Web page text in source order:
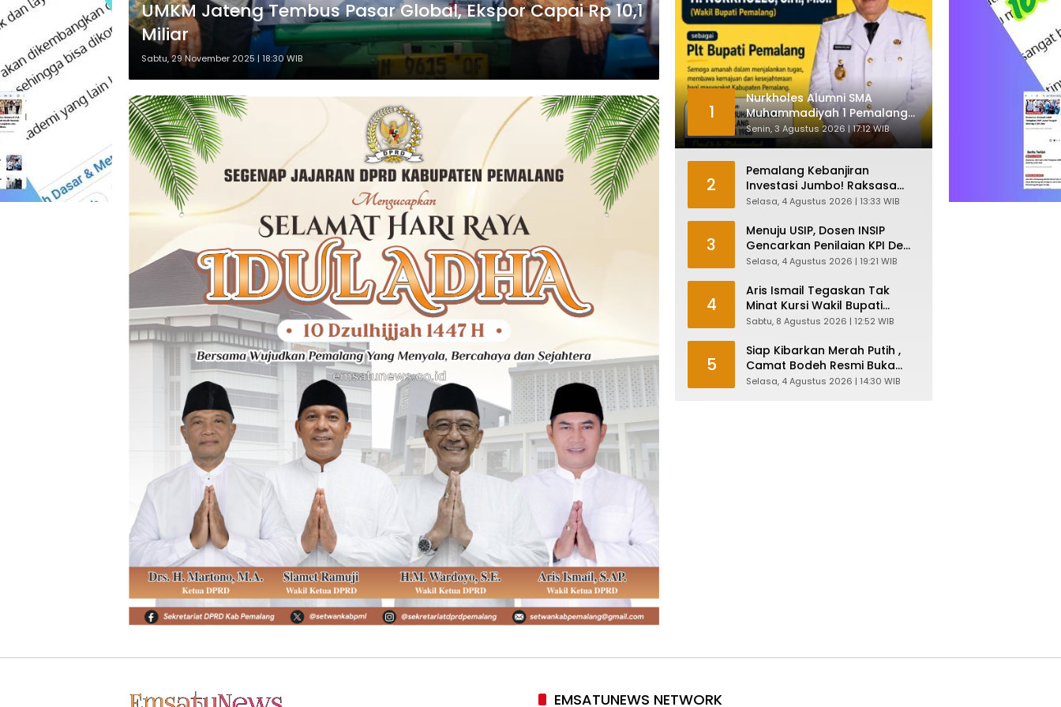
UMKM Jateng Tembus Pasar Global, Ekspor Capai Rp 10,1
Miliar
Sabtu, 29 November 2025 | 18:30 WIB
1
Nurkholes Alumni SMA
Muhammadiyah 1 Pemalang
Angkatan 1986 Resmi
Menjabat Plt Bupati, Inilah
Senin, 3 Agustus 2026 | 17:12 WIB
2
Pemalang Kebanjiran
Investasi Jumbo! Raksasa
Garmen Jepang Siap Bangun
Tenaga Kerja
Selasa, 4 Agustus 2026 | 13:33 WIB
3
Menuju USIP, Dosen INSIP
Gencarkan Penilaian KPI Demi
Mutu Akademik
Selasa, 4 Agustus 2026 | 19:21 WIB
4
Aris Ismail Tegaskan Tak
Minat Kursi Wakil Bupati
Pemalang, Fokus Kawal
Sabtu, 8 Agustus 2026 | 12:52 WIB
5
Siap Kibarkan Merah Putih ,
Camat Bodeh Resmi Buka
Pelatihan Capaska 2026
Selasa, 4 Agustus 2026 | 14:30 WIB
EMSATUNEWS NETWORK